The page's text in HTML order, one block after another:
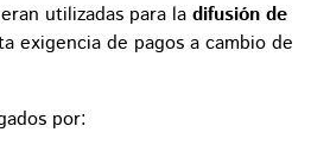
utilizadas para la difusión de
exigencia de pagos a cambio de
por: